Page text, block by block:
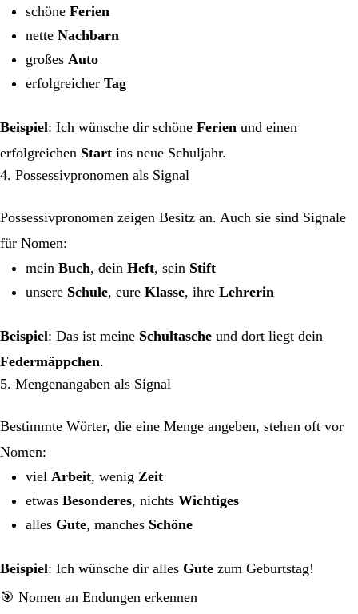
schöne Ferien
nette Nachbarn
großes Auto
erfolgreicher Tag
Beispiel: Ich wünsche dir schöne Ferien und einen
erfolgreichen Start ins neue Schuljahr.
4. Possessivpronomen als Signal
Possessivpronomen zeigen Besitz an. Auch sie sind Signale
für Nomen:
mein Buch, dein Heft, sein Stift
unsere Schule, eure Klasse, ihre Lehrerin
Beispiel: Das ist meine Schultasche und dort liegt dein
Federmäppchen.
5. Mengenangaben als Signal
Bestimmte Wörter, die eine Menge angeben, stehen oft vor
Nomen:
viel Arbeit, wenig Zeit
etwas Besonderes, nichts Wichtiges
alles Gute, manches Schöne
Beispiel: Ich wünsche dir alles Gute zum Geburtstag!
🎯 Nomen an Endungen erkennen